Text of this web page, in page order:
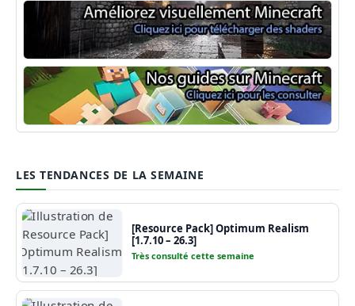
Shaders Minecraft
Guide Minecraft
LES TENDANCES DE LA SEMAINE
[Resource Pack] Optimum Realism
[1.7.10 – 26.3]
Très consulté cette semaine